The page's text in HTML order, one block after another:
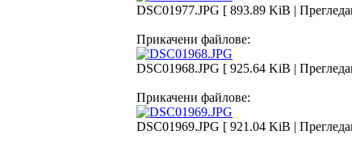
DSC01977.JPG [ 893.89 KiB |
Прикачени файлове:
DSC01968.JPG [ 925.64 KiB |
Прикачени файлове:
DSC01969.JPG [ 921.04 KiB |